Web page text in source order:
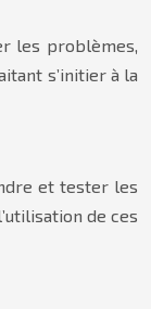
les problèmes,
s’initier à la
et tester les
de ces